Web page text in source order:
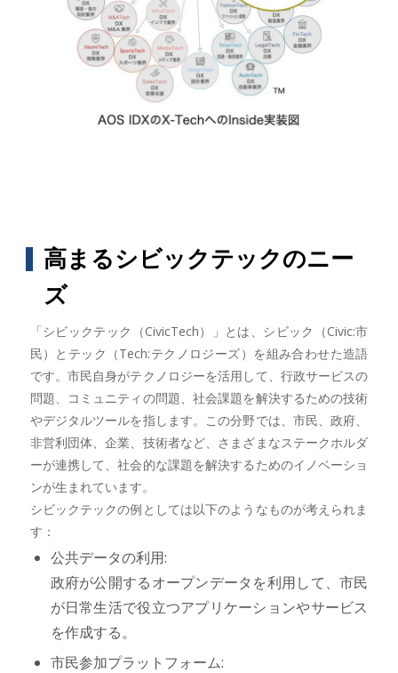
高まるシビックテックのニー
ズ
「シビックテック（CivicTech）」とは、シビック（Civic:市
民）とテック（Tech:テクノロジーズ）を組み合わせた造語
です。市民自身がテクノロジーを活用して、行政サービスの
問題、コミュニティの問題、社会課題を解決するための技術
やデジタルツールを指します。この分野では、市民、政府、
非営利団体、企業、技術者など、さまざまなステークホルダ
ーが連携して、社会的な課題を解決するためのイノベーショ
ンが生まれています。
シビックテックの例としては以下のようなものが考えられま
す：
公共データの利用:
政府が公開するオープンデータを利用して、市民
が日常生活で役立つアプリケーションやサービス
を作成する。
市民参加プラットフォーム: